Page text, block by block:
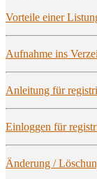
Vor­tei­le einer
Auf­nah­me ins
Anlei­tung für
Ein­log­gen für
Ände­rung /